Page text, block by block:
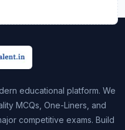
educational platform. We
MCQs, One-Liners, and
competitive exams. Build